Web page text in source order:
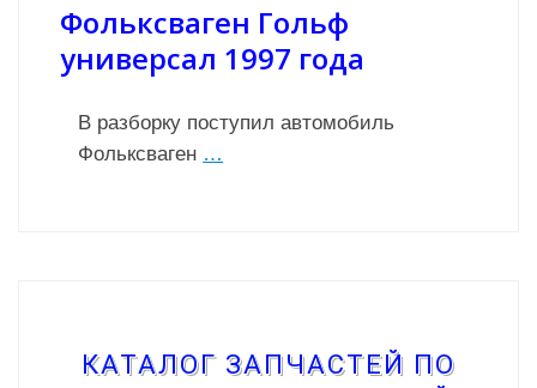
Фольксваген Гольф
универсал 1997 года
В разборку поступил автомобиль
Фольксваген …
КАТАЛОГ ЗАПЧАСТЕЙ ПО